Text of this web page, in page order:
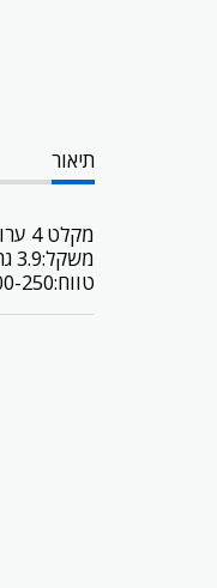
תיאור
מקלט 4 ערוצים בשיטת שידור FASST לטיסנים ומסוקים חשמליים.
משקל:3.9 גרם
טווח:200-250 מטר